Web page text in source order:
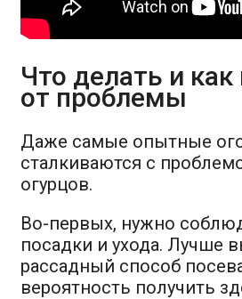
Что делать и как
от проблемы
Даже самые опытные
сталкиваются с
огурцов.
Во-первых, нужно
посадки и ухода. Лучше
рассадный способ
вероятность получить